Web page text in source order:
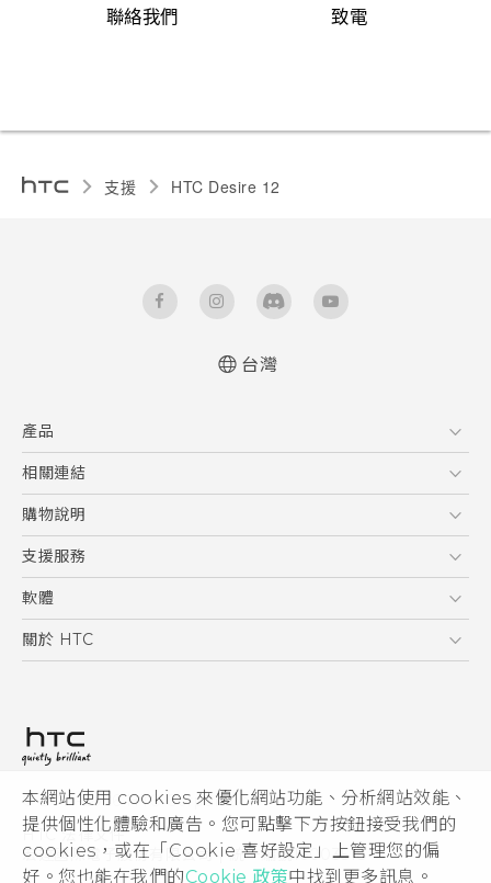
本網站使用 cookies 來優化網站功能、分析網站效能、
提供個性化體驗和廣告。您可點擊下方按鈕接受我們的
cookies，或在「Cookie 喜好設定」上管理您的偏
好。您也能在我們的Cookie 政策中找到更多訊息。
聯絡我們 致電
支援 HTC Desire 12‎
User manual
台灣
產品
5G
智慧型手機
配件
相關連結
HTC Research
購物說明
購物須知
訂單管理
付款方式
支援服務
到府收送維修服務
服務中心資訊
客戶服務佈告欄
軟體
應用程式
HTC Sync Manager
關於 HTC
投資人
隱私權政策
產品安全性
© 2011-2026 HTC Corporation
HTC 法律文件
宏達國際電子股份有限公司 | 統一編號16003518